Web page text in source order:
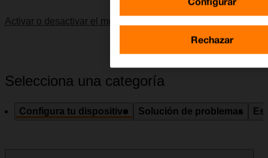
Activar o desactivar el modo silencioso
Selecciona una categoría
Configura tu dispositivo Solución de problemas
Rechazar